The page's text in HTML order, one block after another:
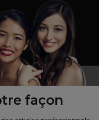
façon
ou de la beauté?
particuliers !